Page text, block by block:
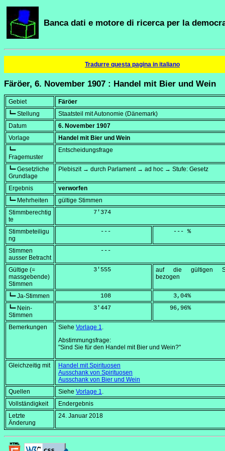
Banca dati e motore di ricerca per la
Tradurre questa pagina in italiano
Färöer, 6. November 1907 : Handel mit Bier und Wein
Gebiet
Färöer
┗━ Stellung
Staatsteil mit Autonomie (Dänemark)
Datum
6. November 1907
Vorlage
Handel mit Bier und Wein
┗━
Fragemuster
Entscheidungsfrage
┗━ Gesetzliche
Grundlage
Plebiszit → durch Parlament → ad hoc → Stufe: Gesetz
Ergebnis
verworfen
┗━ Mehrheiten
gültige Stimmen
Stimmberechtig
te
          7'374
Stimmbeteiligu
ng
            ---
     --- %
Stimmen
ausser Betracht
            ---
Gültige (=
massgebende)
Stimmen
          3'555
auf die gültigen
bezogen
┗━ Ja-Stimmen
            108
     3,04
%
┗━ Nein-
Stimmen
          3'447
    96,96
%
Bemerkungen Siehe Vorlage 1.
Abstimmungsfrage:
"Sind Sie für den Handel mit Bier und Wein?"
Gleichzeitig mit
Handel mit Spirituosen
Ausschank von Spirituosen
Ausschank von Bier und Wein
Quellen
Siehe Vorlage 1.
Vollständigkeit
Endergebnis
Letzte
Änderung
24. Januar 2018